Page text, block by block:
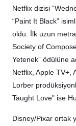
Netflix dizisi
“Paint It Black”
oldu. İlk uzun
Society of
Yetenek” ödülüne
Netflix, Apple TV+,
Lorber
Taught Love" ise
Disney/Pixar ortak